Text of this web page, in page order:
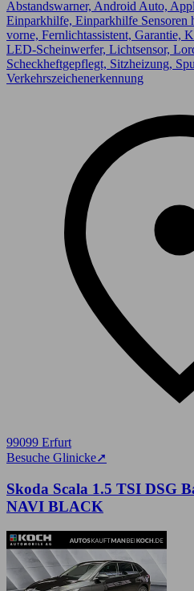
Abstandswarner, Android Auto,
Einparkhilfe, Einparkhilfe Sensoren
vorne, Fernlichtassistent, Garantie,
LED-Scheinwerfer, Lichtsensor,
Scheckheftgepflegt, Sitzheizung,
Verkehrszeichenerkennung
99099 Erfurt
Besuche Glinicke➚
Skoda Scala 1.5 TSI DSG
NAVI BLACK